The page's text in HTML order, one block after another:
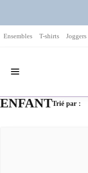
Ensembles T-shirts Joggers
ENFANTTrié par :